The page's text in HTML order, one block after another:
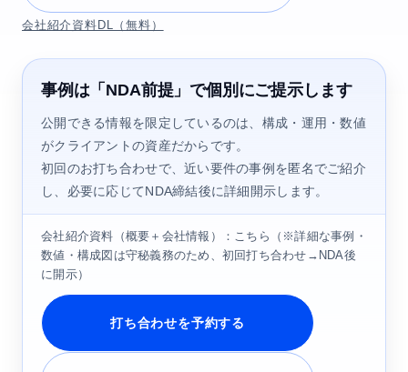
会社紹介資料DL（無料）
事例は「NDA前提」で個別にご提示します
公開できる情報を限定しているのは、構成・運用・数値
がクライアントの資産だからです。
初回のお打ち合わせで、近い要件の事例を匿名でご紹介
し、必要に応じてNDA締結後に詳細開示します。
会社紹介資料（概要＋会社情報）： こちら
（※詳細な事例・
数値・構成図は守秘義務のため、初回打ち合わせ→NDA後
に開示）
打ち合わせを予約する